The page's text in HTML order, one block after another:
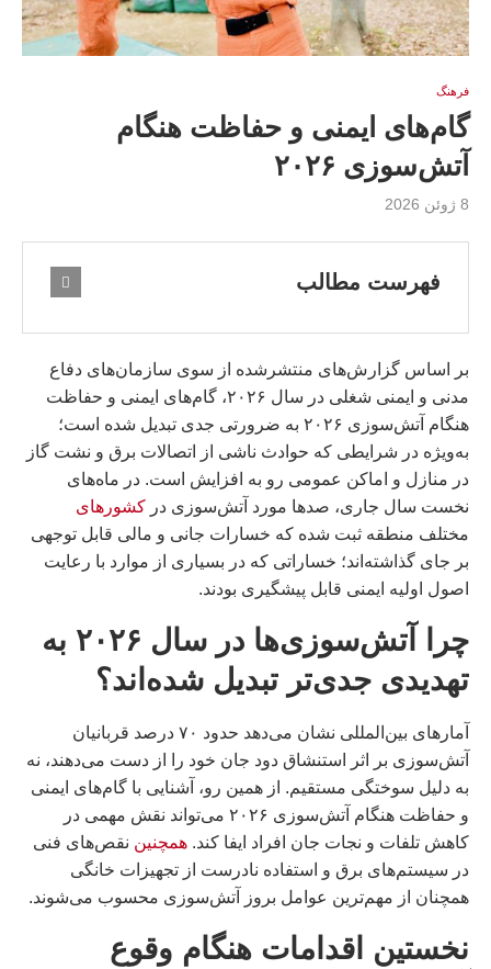
فرهنگ
گام‌های ایمنی و حفاظت هنگام
آتش‌سوزی ۲۰۲۶
8 ژوئن 2026
فهرست مطالب
بر اساس گزارش‌های منتشرشده از سوی سازمان‌های دفاع
مدنی و ایمنی شغلی در سال ۲۰۲۶، گام‌های ایمنی و حفاظت
هنگام آتش‌سوزی ۲۰۲۶ به ضرورتی جدی تبدیل شده است؛
به‌ویژه در شرایطی که حوادث ناشی از اتصالات برق و نشت گاز
در منازل و اماکن عمومی رو به افزایش است. در ماه‌های
نخست سال جاری، صدها مورد آتش‌سوزی در کشورهای
مختلف منطقه ثبت شده که خسارات جانی و مالی قابل توجهی
بر جای گذاشته‌اند؛ خساراتی که در بسیاری از موارد با رعایت
اصول اولیه ایمنی قابل پیشگیری بودند.
چرا آتش‌سوزی‌ها در سال ۲۰۲۶ به
تهدیدی جدی‌تر تبدیل شده‌اند؟
آمارهای بین‌المللی نشان می‌دهد حدود ۷۰ درصد قربانیان
آتش‌سوزی بر اثر استنشاق دود جان خود را از دست می‌دهند، نه
به دلیل سوختگی مستقیم. از همین رو، آشنایی با گام‌های ایمنی
و حفاظت هنگام آتش‌سوزی ۲۰۲۶ می‌تواند نقش مهمی در
کاهش تلفات و نجات جان افراد ایفا کند. همچنین نقص‌های فنی
در سیستم‌های برق و استفاده نادرست از تجهیزات خانگی
همچنان از مهم‌ترین عوامل بروز آتش‌سوزی محسوب می‌شوند.
نخستین اقدامات هنگام وقوع